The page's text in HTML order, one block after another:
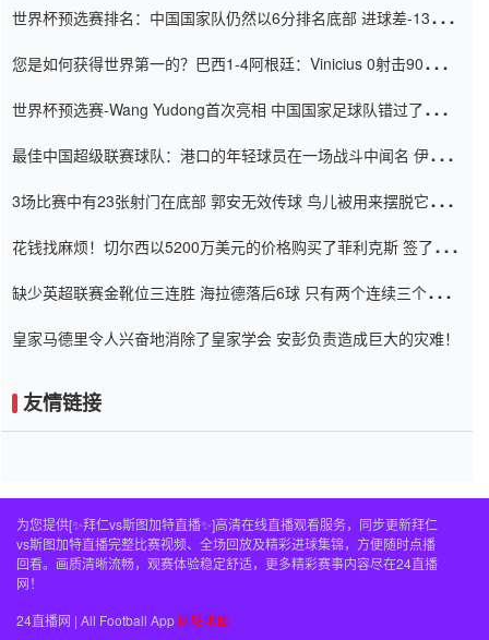
世界杯预选赛排名：中国国家队仍然以6分排名底部 进球差-13令人
您是如何获得世界第一的？巴西1-4阿根廷：Vinicius 0射击90分钟
世界杯预选赛-Wang Yudong首次亮相 中国国家足球队错过了世界
最佳中国超级联赛球队：港口的年轻球员在一场战斗中闻名 伊万放
3场比赛中有23张射门在底部 郭安无效传球 鸟儿被用来摆脱它
花钱找麻烦！切尔西以5200万美元的价格购买了菲利克斯 签了7年
缺少英超联赛金靴位三连胜 海拉德落后6球 只有两个连续三个连续
皇家马德里令人兴奋地消除了皇家学会 安彭负责造成巨大的灾难！
友情链接
为您提供[✨拜仁vs斯图加特直播✨]高清在线直播观看服务，同步更新拜仁
vs斯图加特直播完整比赛视频、全场回放及精彩进球集锦，方便随时点播
回看。画质清晰流畅，观赛体验稳定舒适，更多精彩赛事内容尽在24直播
网！
24直播网 | All Football App 网站地图